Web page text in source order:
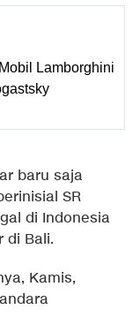
Lamborghini
baru saja
SR
di Indonesia
di Bali.
Kamis,